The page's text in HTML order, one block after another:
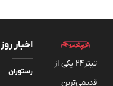
تیتر24 یکی از
قدیمی‌ترین
اخبار روز
رستوران